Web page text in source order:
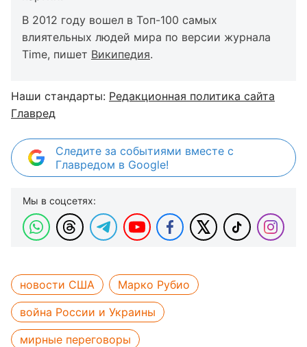
В 2012 году вошел в Топ-100 самых
влиятельных людей мира по версии журнала
Time, пишет Википедия.
Наши стандарты: Редакционная политика сайта
Главред
Следите за событиями вместе с
Главредом в Google!
Мы в соцсетях:
новости США
Марко Рубио
война России и Украины
мирные переговоры